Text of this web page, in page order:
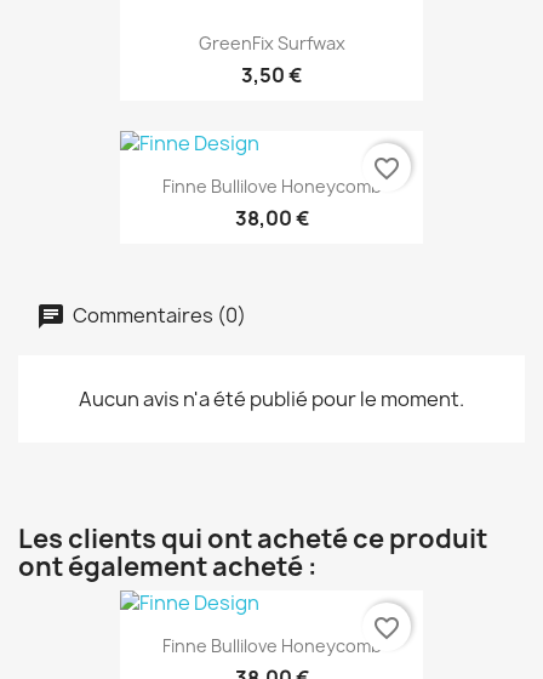
GreenFix Surfwax
3,50 €
Finne Bullilove Honeycomb
38,00 €
favorite_border
Commentaires (0)
Aucun avis n'a été publié pour le moment.
Les clients qui ont acheté ce produit
ont également acheté :
Finne Bullilove Honeycomb
favorite_border